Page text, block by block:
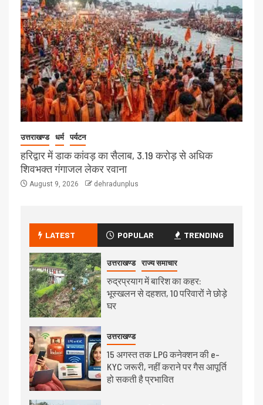
उत्तराखण्ड धर्म पर्यटन
हरिद्वार में डाक कांवड़ का सैलाब, 3.19 करोड़ से अधिक
शिवभक्त गंगाजल लेकर रवाना
August 9, 2026 dehradunplus
LATEST POPULAR TRENDING
उत्तराखण्ड राज्य समाचार
रुद्रप्रयाग में बारिश का कहर:
भूस्खलन से दहशत, 10 परिवारों ने छोड़े
घर
उत्तराखण्ड
15 अगस्त तक LPG कनेक्शन की e-
KYC जरूरी, नहीं कराने पर गैस आपूर्ति
हो सकती है प्रभावित